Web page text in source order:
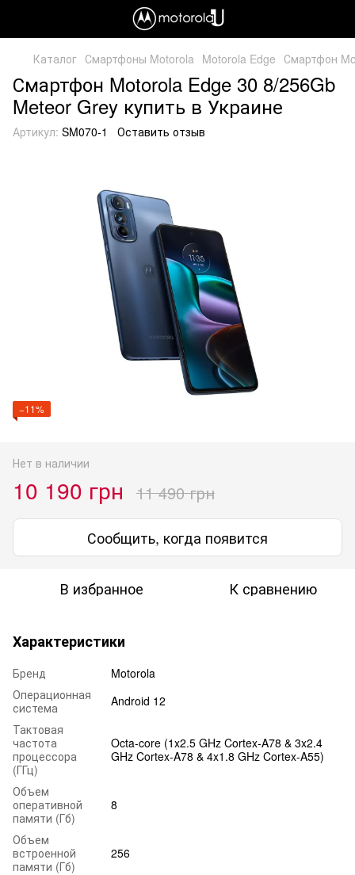
Каталог Смартфоны Motorola Motorola Edge Смартфон
Смартфон Motorola Edge 30 8/256Gb
Meteor Grey купить в Украине
Артикул: SM070-1 Оставить отзыв
−11%
Нет в наличии
10 190 грн 11 490 грн
Сообщить, когда появится
В избранное К сравнению
Характеристики
Бренд
Motorola
Операционная
система
Android 12
Тактовая
частота
процессора
(ГГц)
Octa-core (1x2.5 GHz Cortex-A78 & 3x2.4
GHz Cortex-A78 & 4x1.8 GHz Cortex-A55)
Объем
оперативной
памяти (Гб)
8
Объем
встроенной
памяти (Гб)
256